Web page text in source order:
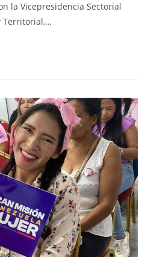
la Vicepresidencia Sectorial
Territorial,…